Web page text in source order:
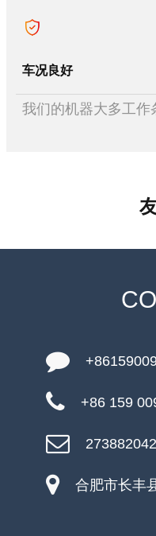
车况良好
我们的机器大多工作
+86 159
合肥市长丰